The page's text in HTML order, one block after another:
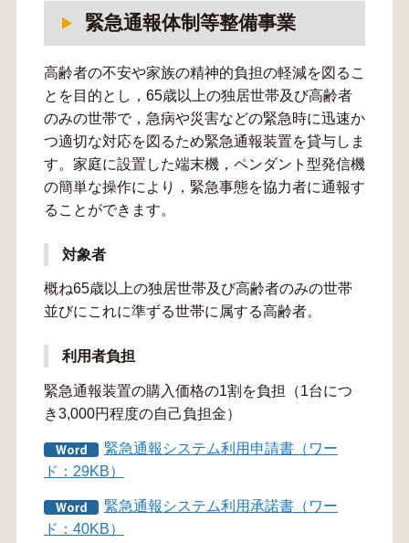
緊急通報体制等整備事業
高齢者の不安や家族の精神的負担の軽減を図るこ
とを目的とし，65歳以上の独居世帯及び高齢者
のみの世帯で，急病や災害などの緊急時に迅速か
つ適切な対応を図るため緊急通報装置を貸与しま
す。家庭に設置した端末機，ペンダント型発信機
の簡単な操作により，緊急事態を協力者に通報す
ることができます。
対象者
概ね65歳以上の独居世帯及び高齢者のみの世帯
並びにこれに準ずる世帯に属する高齢者。
利用者負担
緊急通報装置の購入価格の1割を負担（1台につ
き3,000円程度の自己負担金）
緊急通報システム利用申請書（ワー
ド：29KB）
緊急通報システム利用承諾書（ワー
ド：40KB）